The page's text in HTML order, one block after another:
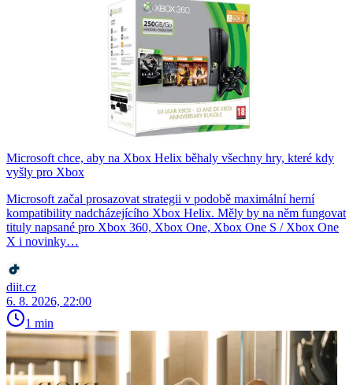
Microsoft chce, aby na Xbox Helix běhaly všechny hry, které kdy
vyšly pro Xbox
Microsoft začal prosazovat strategii v podobě maximální herní
kompatibility nadcházejícího Xbox Helix. Měly by na něm fungovat
tituly napsané pro Xbox 360, Xbox One, Xbox One S / Xbox One
X i novinky…
diit.cz
6. 8. 2026, 22:00
1 min